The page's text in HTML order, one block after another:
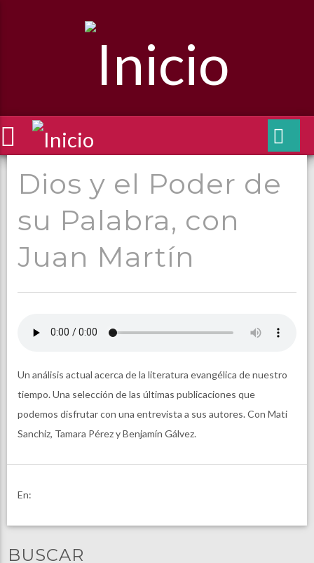
Dios y el Poder de
su Palabra, con
Juan Martín
Un análisis actual acerca de la literatura evangélica de nuestro
tiempo. Una selección de las últimas publicaciones que
podemos disfrutar con una entrevista a sus autores. Con Mati
Sanchiz, Tamara Pérez y Benjamín Gálvez.
En:
BUSCAR